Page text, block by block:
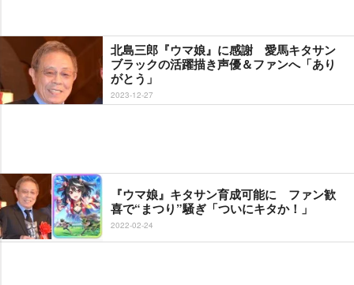
北島三郎『ウマ娘』に感謝 愛馬キタサン
ブラックの活躍描き声優＆ファンへ「あり
がとう」
2023-12-27
『ウマ娘』キタサン育成可能に ファン歓
喜で“まつり”騒ぎ「ついにキタか！」
2022-02-24